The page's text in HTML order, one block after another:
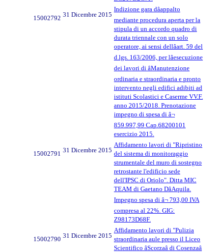
15002792 31 Dicembre 2015
Indizione gara dâappalto
mediante procedura aperta per la
stipula di un accordo quadro di
durata triennale con un solo
operatore, ai sensi dellâart. 59 del
d.lgs. 163/2006, per lâesecuzione
dei lavori di âManutenzione
ordinaria e straordinaria e pronto
intervento negli edifici adibiti ad
istituti Scolastici e Caserme VV.F.
anno 2015/2018. Prenotazione
impegno di spesa di â¬
859.997,99 Cap.68200101
esercizio 2015.
15002791 31 Dicembre 2015
Affidamento lavori di "Ripristino
del sistema di monitoraggio
strumentale del muro di sostegno
retrostante l'edificio sede
dell'IPSC di Oriolo". Ditta MIC
TEAM di Gaetano DâAquila.
Impegno spesa di â¬ 793,00 IVA
compresa al 22%. GIG:
Z98173D68F.
15002790 31 Dicembre 2015
Affidamento lavori di "Pulizia
straordinaria aule presso il Liceo
Scientifico âScorzaâ di Cosenzaâ